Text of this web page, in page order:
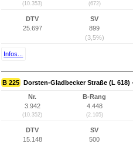
(10.353) (672)
DTV
25.697
SV
899
(3,5%)
Infos...
B 225 Dorsten-Gladbecker Straße (L
Nr.
3.942
(10.352)
B-Rang
4.448
(2.105)
DTV
15.148
SV
500